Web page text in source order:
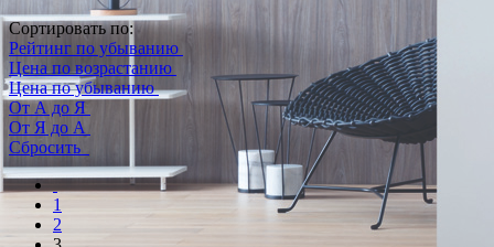
Сортировать по:
Рейтинг по убыванию
Цена по возрастанию
Цена по убыванию
От А до Я
От Я до А
Сбросить
1
2